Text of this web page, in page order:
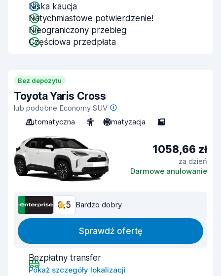
Niska kaucja
Natychmiastowe potwierdzenie!
Nieograniczony przebieg
Częściowa przedpłata
Bez depozytu
Toyota Yaris Cross
lub podobne Economy SUV
Automatyczna
5 Klimatyzacja 5
1058,66 zł
za dzień
Darmowe anulowanie
8,5 Bardzo dobry
Sprawdź ofertę
Bezpłatny transfer
Pokaż szczegóły lokalizacji